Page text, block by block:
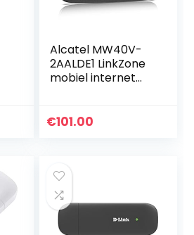
Alcatel MW40V-
2AALDE1 LinkZone
mobiel internet
cat4) zwart
€101.00